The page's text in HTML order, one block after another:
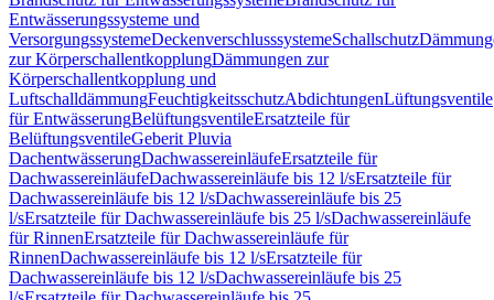
Entwässerungssysteme und
VersorgungssystemeDeckenverschlusssystemeSchallschutz
zur KörperschallentkopplungDämmungen zur
Körperschallentkopplung und
LuftschalldämmungFeuchtigkeitsschutzAbdichtungenLüftungsventile
für EntwässerungBelüftungsventileErsatzteile für
BelüftungsventileGeberit Pluvia
DachentwässerungDachwassereinläufeErsatzteile für
DachwassereinläufeDachwassereinläufe bis 12 l/sErsatzteile für
Dachwassereinläufe bis 12 l/sDachwassereinläufe bis 25
l/sErsatzteile für Dachwassereinläufe bis 25 l/sDachwassereinläufe
für RinnenErsatzteile für Dachwassereinläufe für
RinnenDachwassereinläufe bis 12 l/sErsatzteile für
Dachwassereinläufe bis 12 l/sDachwassereinläufe bis 25